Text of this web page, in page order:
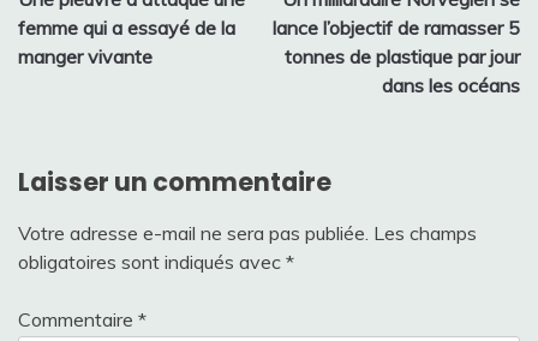
de
l’article
femme qui a essayé de la
manger vivante
lance l’objectif de ramasser 5
tonnes de plastique par jour
dans les océans
Laisser un commentaire
Votre adresse e-mail ne sera pas publiée. Les champs
obligatoires sont indiqués avec *
Commentaire *